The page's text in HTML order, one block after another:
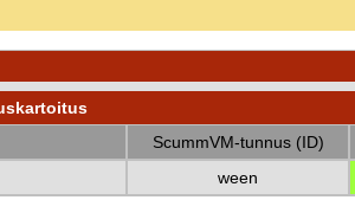
ScummVM-tunnus (ID)
ween